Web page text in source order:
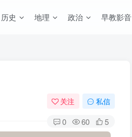
历史 地理 政治 早教影音
关注 私信
0 60 5